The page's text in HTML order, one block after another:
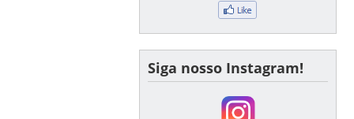
Siga nosso Instagram!